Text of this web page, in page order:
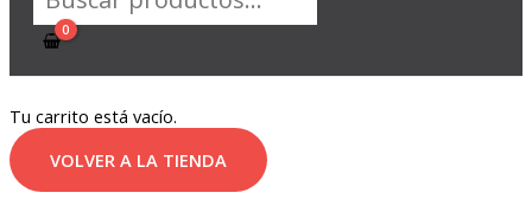
Tu carrito está vacío.
VOLVER A LA TIENDA